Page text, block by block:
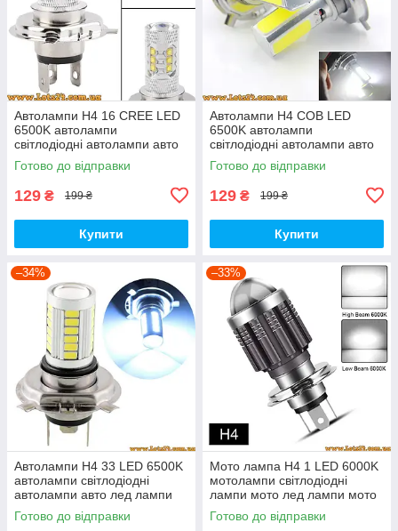
Автолампи H4 16 CREE LED
6500K автолампи
світлодіодні автолампи авто
лед лампи авто лампа лед
світлодіодна дхо на авто
Готово до відправки
129 ₴ 199 ₴
Купити
Автолампи H4 COB LED
6500K автолампи
світлодіодні автолампи авто
лед лампи авто лампа лед
світлодіодна дхо на авто
Готово до відправки
129 ₴ 199 ₴
Купити
–34%
Автолампи H4 33 LED 6500K
автолампи світлодіодні
автолампи авто лед лампи
авто лампа лед світлодіодна
дхо на авто
Готово до відправки
–33%
Мото лампа H4 1 LED 6000K
мотолампи світлодіодні
лампи мото лед лампи мото
лампа led світлодіодна на
скутер мотоцикл байк
Готово до відправки